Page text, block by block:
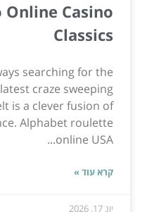
Online Casino
Classics
searching for the
craze sweeping
is a clever fusion of
Alphabet roulette
online USA...
קרא עוד »
יונ 17, 2026